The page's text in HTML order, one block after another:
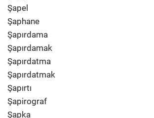
Şapel
Şaphane
Şapırdama
Şapırdamak
Şapırdatma
Şapırdatmak
Şapırtı
Şapirograf
Şapka